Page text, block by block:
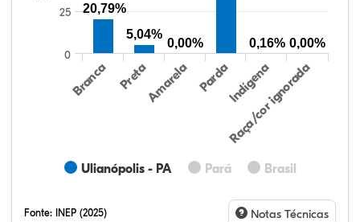
Ulianópolis - PA Pará Brasil
Branca PretaAmarela PardaIndígena
Raça/cor ignorada
0
25
20,79%
5,04%
0,00% 0,16% 0,00%
Fonte: INEP (2025) Notas Técnicas